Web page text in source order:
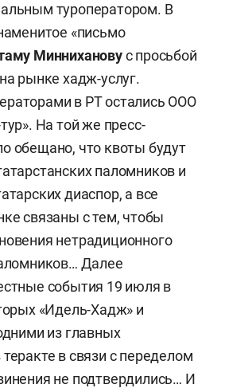
туроператором. В
«письмо
Миннихановус просьбой
рынке хадж-услуг.
в РТ остались ООО
На той же пресс-
обещано, что квоты будут
паломников и
диаспор, а все
связаны с тем, чтобы
нетрадиционного
Далее
события 19 июля в
«Идель-Хадж» и
из главных
в связи с переделом
не подтвердились… И